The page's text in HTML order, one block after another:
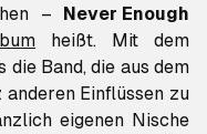
–
Never Enough
heißt. Mit dem
Band, die aus dem
Einflüssen zu
eigenen Nische